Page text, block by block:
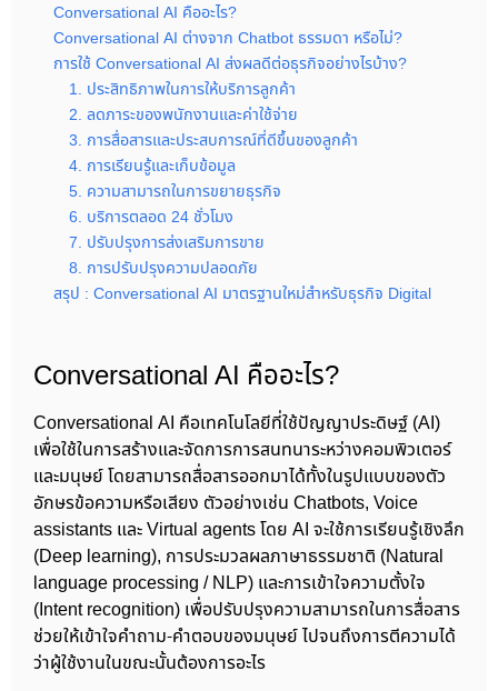
Conversational AI คืออะไร?
Conversational AI ต่างจาก Chatbot ธรรมดา หรือไม่?
การใช้ Conversational AI ส่งผลดีต่อธุรกิจอย่างไรบ้าง?
1. ประสิทธิภาพในการให้บริการลูกค้า
2. ลดภาระของพนักงานและค่าใช้จ่าย
3. การสื่อสารและประสบการณ์ที่ดีขึ้นของลูกค้า
4. การเรียนรู้และเก็บข้อมูล
5. ความสามารถในการขยายธุรกิจ
6. บริการตลอด 24 ชั่วโมง
7. ปรับปรุงการส่งเสริมการขาย
8. การปรับปรุงความปลอดภัย
สรุป : Conversational AI มาตรฐานใหม่สำหรับธุรกิจ Digital
Conversational AI คืออะไร?
Conversational AI คือเทคโนโลยีที่ใช้ปัญญาประดิษฐ์ (AI)
เพื่อใช้ในการสร้างและจัดการการสนทนาระหว่างคอมพิวเตอร์
และมนุษย์ โดยสามารถสื่อสารออกมาได้ทั้งในรูปแบบของตัว
อักษรข้อความหรือเสียง ตัวอย่างเช่น Chatbots, Voice
assistants และ Virtual agents โดย AI จะใช้การเรียนรู้เชิงลึก
(Deep learning), การประมวลผลภาษาธรรมชาติ (Natural
language processing / NLP) และการเข้าใจความตั้งใจ
(Intent recognition) เพื่อปรับปรุงความสามารถในการสื่อสาร
ช่วยให้เข้าใจคำถาม-คำตอบของมนุษย์ ไปจนถึงการตีความได้
ว่าผู้ใช้งานในขณะนั้นต้องการอะไร